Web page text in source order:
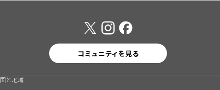
コミュニティを見る
国と地域